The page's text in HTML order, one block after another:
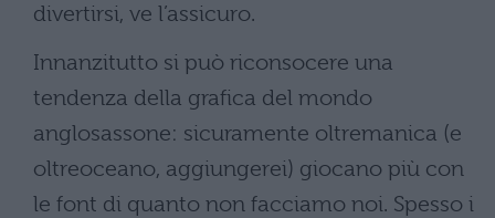
divertirsi, ve l’assicuro.
Innanzitutto si può riconsocere una
tendenza della grafica del mondo
anglosassone: sicuramente oltremanica (e
oltreoceano, aggiungerei) giocano più con
le font di quanto non facciamo noi. Spesso i